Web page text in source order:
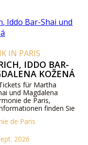
IN PARIS
IDDO BAR-
KOŽENÁ
für Martha
und Magdalena
de Paris,
finden Sie
de Paris
2026